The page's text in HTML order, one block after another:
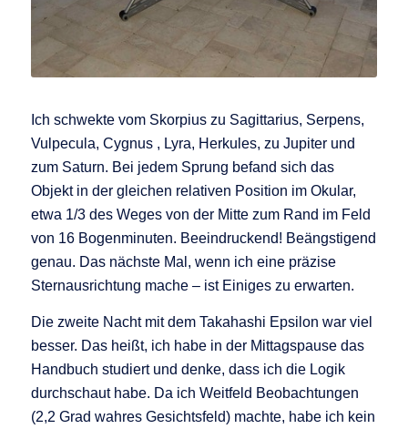
Ich schwekte vom Skorpius zu Sagittarius, Serpens,
Vulpecula, Cygnus , Lyra, Herkules, zu Jupiter und
zum Saturn. Bei jedem Sprung befand sich das
Objekt in der gleichen relativen Position im Okular,
etwa 1/3 des Weges von der Mitte zum Rand im Feld
von 16 Bogenminuten. Beeindruckend! Beängstigend
genau. Das nächste Mal, wenn ich eine präzise
Sternausrichtung mache – ist Einiges zu erwarten.
Die zweite Nacht mit dem Takahashi Epsilon war viel
besser. Das heißt, ich habe in der Mittagspause das
Handbuch studiert und denke, dass ich die Logik
durchschaut habe. Da ich Weitfeld Beobachtungen
(2,2 Grad wahres Gesichtsfeld) machte, habe ich kein